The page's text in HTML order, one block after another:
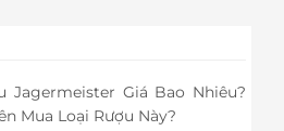
Jagermeister Giá Bao Nhiêu?
Mua Loại Rượu Này?